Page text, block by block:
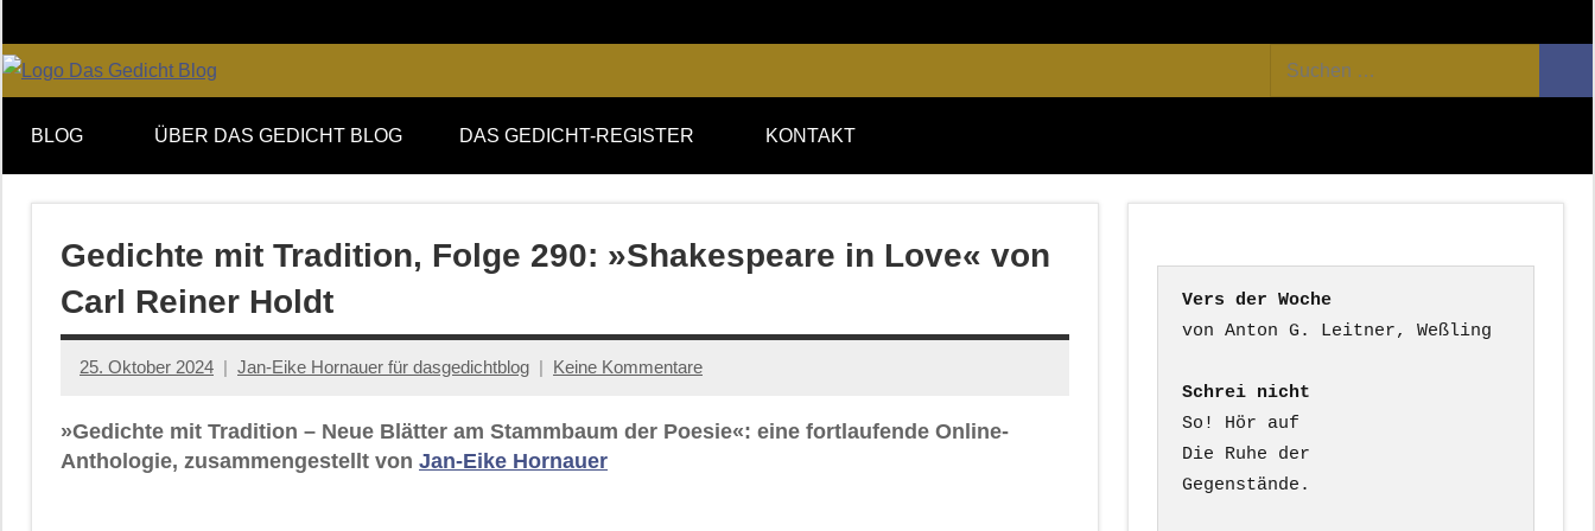
Inhalt
springen
DAS
GEDICHT
blog
von
DAS
GEDICHT.
Zeitschrift
für
Lyrik,
Essay
und
Suchen
nach:
BLOG ÜBER DAS GEDICHT BLOG DAS GEDICHT-REGISTER KONTAKT
Gedichte mit Tradition, Folge 290: »Shakespeare in Love« von
Carl Reiner Holdt
25. Oktober 2024 Jan-Eike Hornauer für dasgedichtblog Keine Kommentare
»Gedichte mit Tradition – Neue Blätter am Stammbaum der Poesie«: eine fortlaufende Online-
Anthologie, zusammengestellt von Jan-Eike Hornauer
Vers der Woche
Schrei nicht
So! Hör auf
Die Ruhe der
Gegenstände.